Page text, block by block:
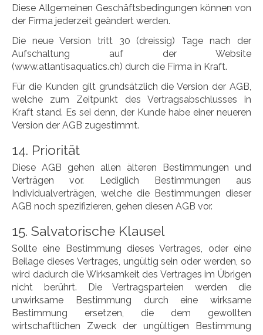
Diese Allgemeinen Geschäftsbedingungen können von
der Firma jederzeit geändert werden.
Die neue Version tritt 30 (dreissig) Tage nach der
Aufschaltung auf der Website
(www.atlantisaquatics.ch) durch die Firma in Kraft.
Für die Kunden gilt grundsätzlich die Version der AGB,
welche zum Zeitpunkt des Vertragsabschlusses in
Kraft stand. Es sei denn, der Kunde habe einer neueren
Version der AGB zugestimmt.
14. Priorität
Diese AGB gehen allen älteren Bestimmungen und
Verträgen vor. Lediglich Bestimmungen aus
Individualverträgen, welche die Bestimmungen dieser
AGB noch spezifizieren, gehen diesen AGB vor.
15. Salvatorische Klausel
Sollte eine Bestimmung dieses Vertrages, oder eine
Beilage dieses Vertrages, ungültig sein oder werden, so
wird dadurch die Wirksamkeit des Vertrages im Übrigen
nicht berührt. Die Vertragsparteien werden die
unwirksame Bestimmung durch eine wirksame
Bestimmung ersetzen, die dem gewollten
wirtschaftlichen Zweck der ungültigen Bestimmung